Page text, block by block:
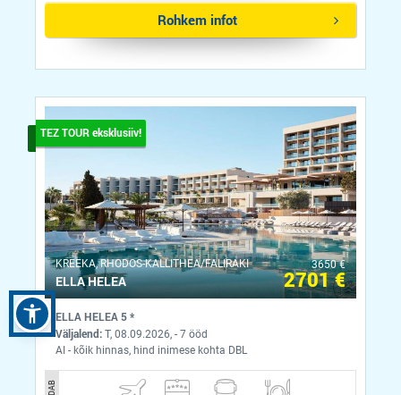
Rohkem infot
TEZ TOUR eksklusiiv!
KREEKA, RHODOS-KALLITHEA/FALIRAKI
ELLA HELEA
3650 €
2701 €
ELLA HELEA 5 *
Väljalend: T, 08.09.2026, - 7 ööd
AI - kõik hinnas, hind inimese kohta DBL